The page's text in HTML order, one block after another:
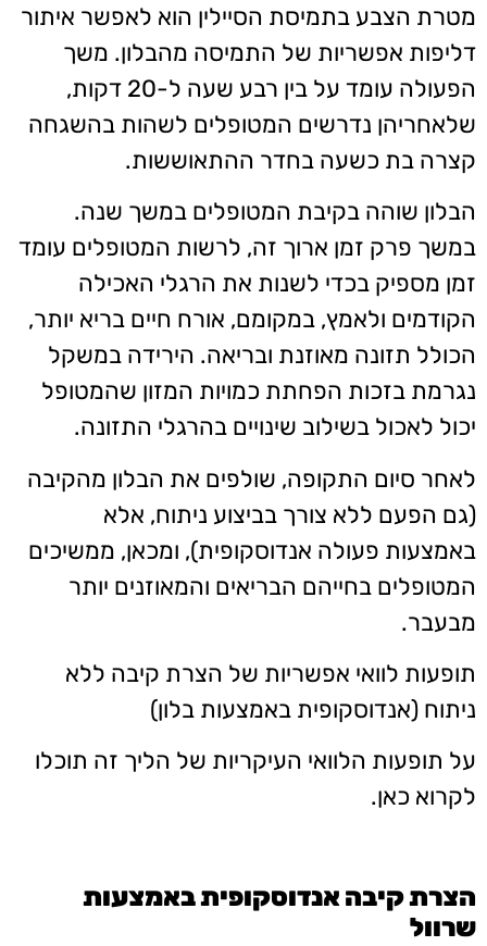
מטרת הצבע בתמיסת הסיילין הוא לאפשר איתור
דליפות אפשריות של התמיסה מהבלון. משך
הפעולה עומד על בין רבע שעה ל-20 דקות,
שלאחריהן נדרשים המטופלים לשהות בהשגחה
קצרה בת כשעה בחדר ההתאוששות.
הבלון שוהה בקיבת המטופלים במשך שנה.
במשך פרק זמן ארוך זה, לרשות המטופלים עומד
זמן מספיק בכדי לשנות את הרגלי האכילה
הקודמים ולאמץ, במקומם, אורח חיים בריא יותר,
הכולל תזונה מאוזנת ובריאה. הירידה במשקל
נגרמת בזכות הפחתת כמויות המזון שהמטופל
יכול לאכול בשילוב שינויים בהרגלי התזונה.
לאחר סיום התקופה, שולפים את הבלון מהקיבה
(גם הפעם ללא צורך בביצוע ניתוח, אלא
באמצעות פעולה אנדוסקופית), ומכאן, ממשיכים
המטופלים בחייהם הבריאים והמאוזנים יותר
מבעבר.
תופעות לוואי אפשריות של הצרת קיבה ללא
ניתוח (אנדוסקופית באמצעות בלון)
על תופעות הלוואי העיקריות של הליך זה תוכלו
לקרוא כאן.
הצרת קיבה אנדוסקופית באמצעות
שרוול